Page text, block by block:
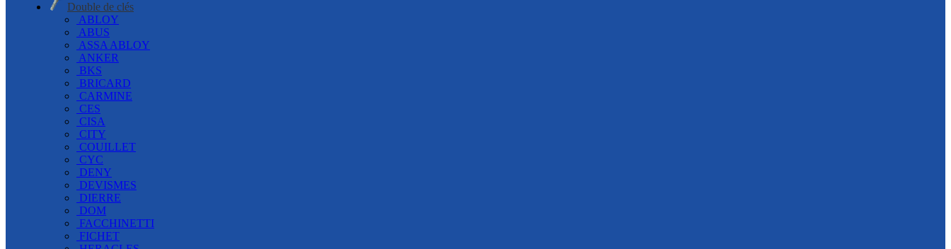
Double de clés
ABLOY
ABUS
ASSA ABLOY
ANKER
BKS
BRICARD
CARMINE
CES
CISA
CITY
COUILLET
CYC
DENY
DEVISMES
DIERRE
DOM
FACCHINETTI
FICHET